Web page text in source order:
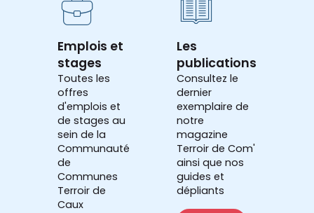
Emplois et
stages
Toutes les
offres
d'emplois et
de stages au
sein de la
Communauté
de
Communes
Terroir de
Caux
Les
publications
Consultez le
dernier
exemplaire de
notre
magazine
Terroir de Com'
ainsi que nos
guides et
dépliants